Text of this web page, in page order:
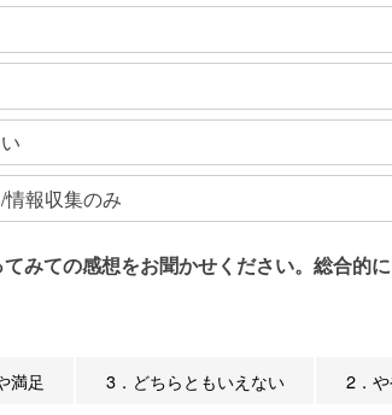
報収集のみ
みての感想をお聞かせください。総合的
満足 3．どちらともいえない 2．